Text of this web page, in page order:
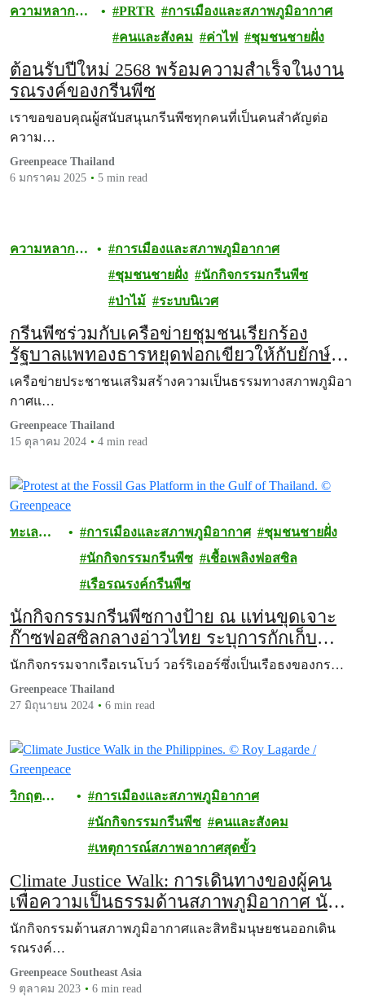
ความหลาก
PRTR
การเมืองและสภาพภูมิอากาศ
คนและสังคม
ค่าไฟ ชุมชนชายฝั่ง
ต้อนรับปีใหม่ 2568 พร้อมความสำเร็จในงาน
รณรงค์ของกรีนพีซ
เราขอขอบคุณผู้สนับสนุนกรีนพีซทุกคนที่เป็นคนสำคัญต่อ
ความ…
Greenpeace Thailand
6 มกราคม 2025
5 min read
ความหลาก
การเมืองและสภาพภูมิอากาศ
ชุมชนชายฝั่ง
นักกิจกรรมกรีนพีซ
ป่าไม้
ระบบนิเวศ
กรีนพีซร่วมกับเครือข่ายชุมชนเรียกร้อง
รัฐบาลแพทองธารหยุดฟอกเขียวให้กับยักษ์
ใหญ่คาร์บอน
เครือข่ายประชาชนเสริมสร้างความเป็นธรรมทางสภาพภูมิอา
กาศแ…
Greenpeace Thailand
15 ตุลาคม 2024
4 min read
ทะเล
การเมืองและสภาพภูมิอากาศ
ชุมชนชายฝั่ง
นักกิจกรรมกรีนพีซ
เชื้อเพลิงฟอสซิล
เรือรณรงค์กรีนพีซ
นักกิจกรรมกรีนพีซกางป้าย ณ แท่นขุดเจาะ
ก๊าซฟอสซิลกลางอ่าวไทย ระบุการกักเก็บ
คาร์บอนใต้ทะเลไม่ใช่ทางออกวิกฤตโลกเดือด
นักกิจกรรมจากเรือเรนโบว์ วอร์ริเออร์ซึ่งเป็นเรือธงของกร…
Greenpeace Thailand
27 มิถุนายน 2024
6 min read
วิกฤต
การเมืองและสภาพภูมิอากาศ
นักกิจกรรมกรีนพีซ
คนและสังคม
เหตุการณ์สภาพอากาศสุดขั้ว
Climate Justice Walk: การเดินทางของผู้คน
เพื่อความเป็นธรรมด้านสภาพภูมิอากาศ นัก
กิจกรรมด้านสภาพภูมิอากาศและสิทธิมนุษย
ชนออกเดินรณรงค์เพื่อความสมานฉันท์เป็น
เวลา 30 วัน เพื่อรำลึกครบรอบ 10 ปีไต้ฝุ่นไห่
เยี่ยน
นักกิจกรรมด้านสภาพภูมิอากาศและสิทธิมนุษยชนออกเดิน
รณรงค์…
Greenpeace Southeast Asia
9 ตุลาคม 2023
6 min read